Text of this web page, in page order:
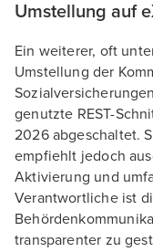
Umstellung auf
Ein weiterer, oft
Umstellung der
genutzte REST-
2026 abgeschaltet.
empfiehlt jedoch
Aktivierung und
Verantwortliche ist
transparenter zu